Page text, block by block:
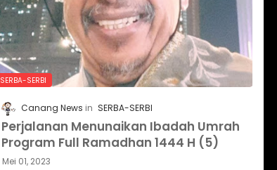
SERBA-SERBI
Canang News SERBA-SERBI
Perjalanan Menunaikan Ibadah Umrah
Program Full Ramadhan 1444 H (5)
Mei 01, 2023